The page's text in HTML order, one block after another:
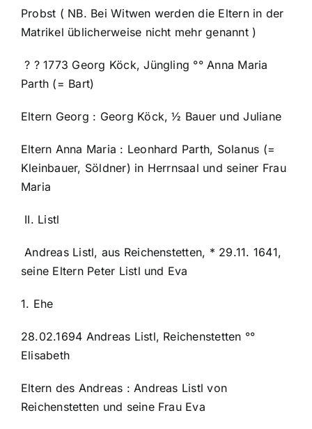
Probst ( NB. Bei Witwen werden die Eltern in der
Matrikel üblicherweise nicht mehr genannt )
? ? 1773 Georg Köck, Jüngling °° Anna Maria
Parth (= Bart)
Eltern Georg : Georg Köck, ½ Bauer und Juliane
Eltern Anna Maria : Leonhard Parth, Solanus (=
Kleinbauer, Söldner) in Herrnsaal und seiner Frau
Maria
II. Listl
Andreas Listl, aus Reichenstetten, * 29.11. 1641,
seine Eltern Peter Listl und Eva
1. Ehe
28.02.1694 Andreas Listl, Reichenstetten °°
Elisabeth
Eltern des Andreas : Andreas Listl von
Reichenstetten und seine Frau Eva